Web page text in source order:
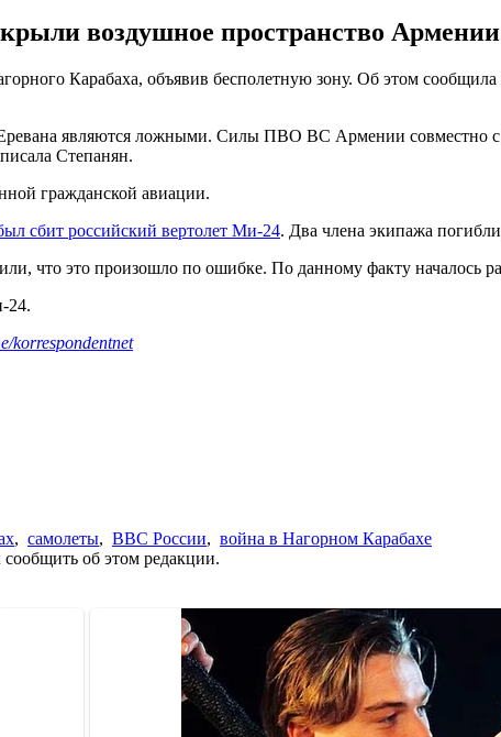
воздушное пространство Армении
Карабаха, объявив бесполетную зону. Об этом
Еревана являются ложными. Силы ПВО ВС Армении
Степанян.
гражданской авиации.
сбит российский вертолет Ми-24. Два члена экипажа
что это произошло по ошибке. По данному факту началось
24.
korrespondentnet
, самолеты, ВВС России, война в Нагорном Карабахе
об этом редакции.